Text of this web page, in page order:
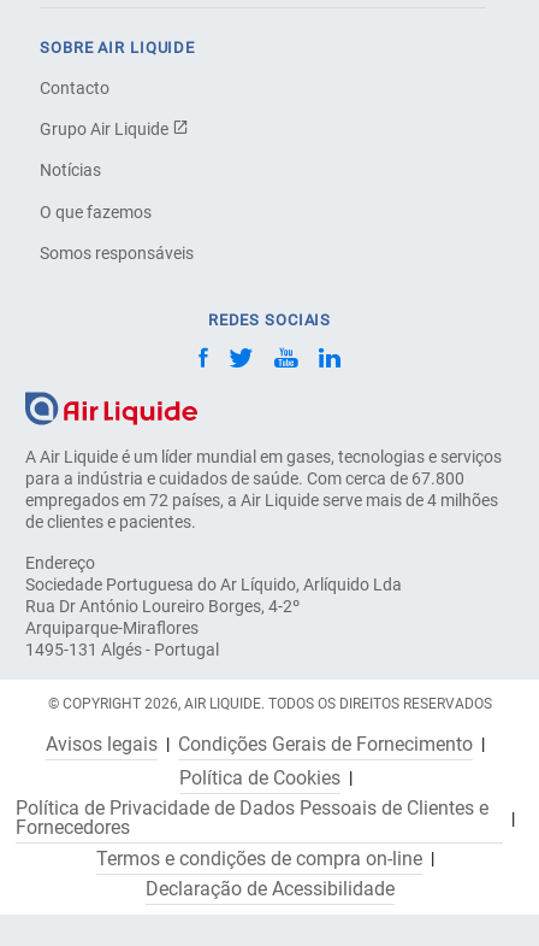
A Air Liquide é um líder mundial em gases, tecnologias e serviços
para a indústria e cuidados de saúde. Com cerca de 67.800
empregados em 72 países, a Air Liquide serve mais de 4 milhões
de clientes e pacientes.
Endereço
Sociedade Portuguesa do Ar Líquido, Arlíquido Lda
Rua Dr António Loureiro Borges, 4-2º
Arquiparque-Miraflores
1495-131 Algés - Portugal
SOBRE AIR LIQUIDE
Contacto
Grupo Air Liquide
Notícias
O que fazemos
Somos responsáveis
REDES SOCIAIS
© COPYRIGHT 2026, AIR LIQUIDE. TODOS OS DIREITOS RESERVADOS
Avisos legais
Condições Gerais de Fornecimento
Política de Cookies
Política de Privacidade de Dados Pessoais de Clientes e
Fornecedores
Termos e condições de compra on-line
Declaração de Acessibilidade